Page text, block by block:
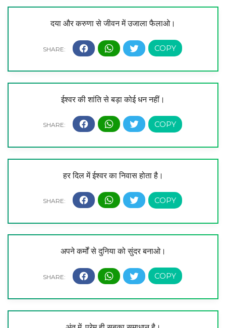
दया और करुणा से जीवन में उजाला फैलाओ।
ईश्वर की शांति से बड़ा कोई धन नहीं।
हर दिल में ईश्वर का निवास होता है।
अपने कर्मों से दुनिया को सुंदर बनाओ।